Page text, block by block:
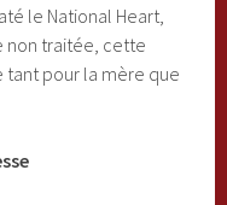
le National Heart,
non traitée, cette
tant pour la mère que